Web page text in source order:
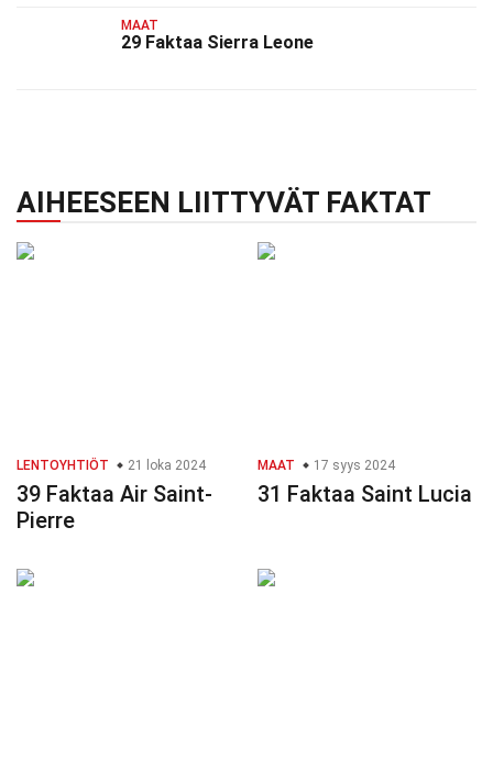
MAAT
29 Faktaa Sierra Leone
AIHEESEEN LIITTYVÄT FAKTAT
LENTOYHTIÖT 21 loka 2024
39 Faktaa Air Saint-
Pierre
MAAT 17 syys 2024
31 Faktaa Saint Lucia